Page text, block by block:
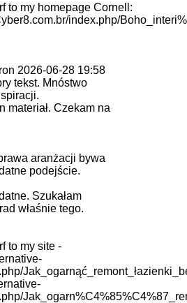
to my homepage Cornell:
index.php/
2026-06-28 19:58
tekst. Mnóstwo
materiał. Czekam na
aranżacji bywa
podejście.
Szukałam
właśnie tego.
to my site -